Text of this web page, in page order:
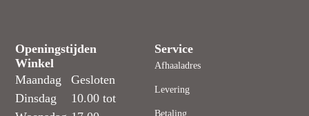
Openingstijden
Winkel
Maandag
Dinsdag
Gesloten
10.00 tot
Service
Afhaaladres
Levering
Betaling